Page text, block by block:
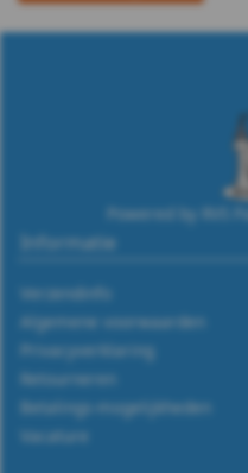
Powered by RVS
Informatie
Verzendinfo
Algemene voorwaarden
Privacyverklaring
Retourneren
Betalings-mogelijkheden
Vacature